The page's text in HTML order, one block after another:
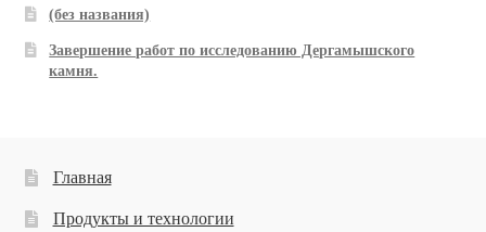
(без названия)
Завершение работ по исследованию Дергамышского
камня.
Главная
Продукты и технологии